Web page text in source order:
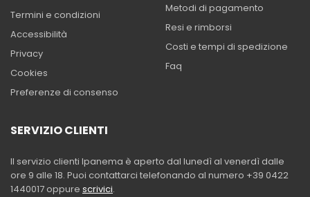
Termini e condizioni
Accessibilità
Privacy
Cookies
Preferenze di consenso
Metodi di pagamento
Resi e rimborsi
Costi e tempi di spedizione
Faq
SERVIZIO CLIENTI
Il servizio clienti Ipanema è aperto dal lunedì al venerdì dalle
ore 9 alle 18. Puoi contattarci telefonando al numero +39 0422
1440017 oppure scrivici.